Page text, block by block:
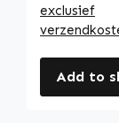
exclusief
Add to